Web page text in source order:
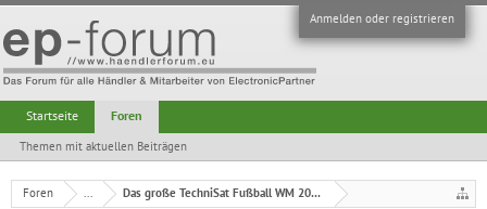
Anmelden oder registrieren
Foren ... Das große TechniSat Fußball WM 2010 Tippspiel. Bee
Startseite Foren
Themen mit aktuellen Beiträgen